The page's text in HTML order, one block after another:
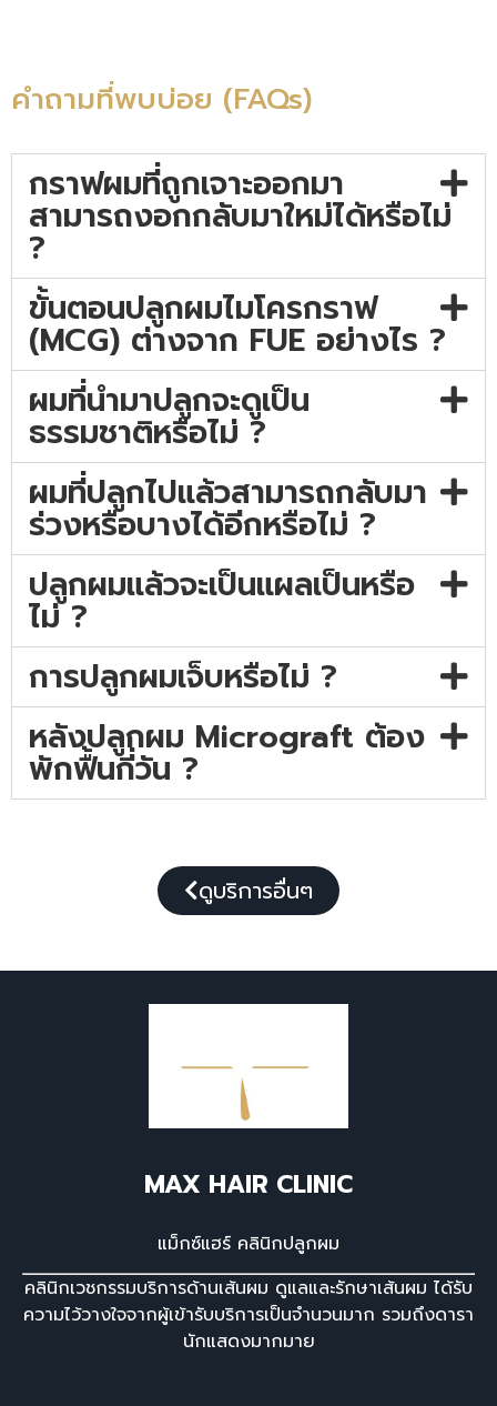
คำถามที่พบบ่อย (FAQs)
กราฟผมที่ถูกเจาะออกมา
สามารถงอกกลับมาใหม่ได้หรือไม่
?
ขั้นตอนปลูกผมไมโครกราฟ
(MCG) ต่างจาก FUE อย่างไร ?
ผมที่นำมาปลูกจะดูเป็น
ธรรมชาติหรือไม่ ?
ผมที่ปลูกไปแล้วสามารถกลับมา
ร่วงหรือบางได้อีกหรือไม่ ?
ปลูกผมแล้วจะเป็นแผลเป็นหรือ
ไม่ ?
การปลูกผมเจ็บหรือไม่ ?
หลังปลูกผม Micrograft ต้อง
พักฟื้นกี่วัน ?
ดูบริการอื่นๆ
MAX HAIR CLINIC
แม็กซ์แฮร์ คลินิกปลูกผม
คลินิกเวชกรรมบริการด้านเส้นผม ดูแลและรักษาเส้นผม ได้รับ
ความไว้วางใจจากผู้เข้ารับบริการเป็นจํานวนมาก รวมถึงดารา
นักแสดงมากมาย